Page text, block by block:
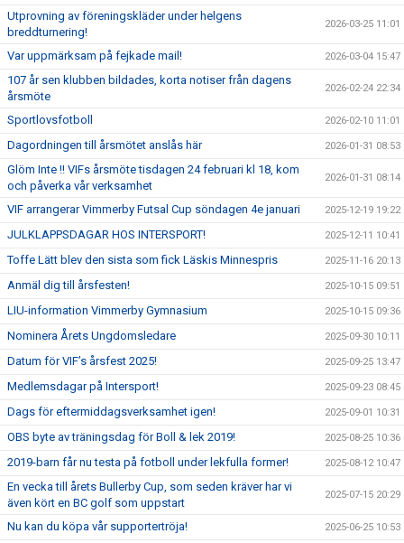
Utprovning av föreningskläder under helgens
breddturnering!
2026-03-25 11:01
Var uppmärksam på fejkade mail! 2026-03-04 15:47
107 år sen klubben bildades, korta notiser från dagens
årsmöte
2026-02-24 22:34
Sportlovsfotboll 2026-02-10 11:01
Dagordningen till årsmötet anslås här 2026-01-31 08:53
Glöm Inte !! VIFs årsmöte tisdagen 24 februari kl 18, kom
och påverka vår verksamhet
2026-01-31 08:14
VIF arrangerar Vimmerby Futsal Cup söndagen 4e januari 2025-12-19 19:22
JULKLAPPSDAGAR HOS INTERSPORT! 2025-12-11 10:41
Toffe Lätt blev den sista som fick Läskis Minnespris 2025-11-16 20:13
Anmäl dig till årsfesten! 2025-10-15 09:51
LIU-information Vimmerby Gymnasium 2025-10-15 09:36
Nominera Årets Ungdomsledare 2025-09-30 10:11
Datum för VIF’s årsfest 2025! 2025-09-25 13:47
Medlemsdagar på Intersport! 2025-09-23 08:45
Dags för eftermiddagsverksamhet igen! 2025-09-01 10:31
OBS byte av träningsdag för Boll & lek 2019! 2025-08-25 10:36
2019-barn får nu testa på fotboll under lekfulla former! 2025-08-12 10:47
En vecka till årets Bullerby Cup, som seden kräver har vi
även kört en BC golf som uppstart
2025-07-15 20:29
Nu kan du köpa vår supportertröja! 2025-06-25 10:53